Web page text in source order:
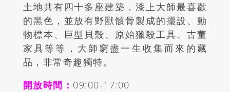
土地共有四十多座建築，漆上大師最喜歡
的黑色，並放有野獸骸骨製成的擺設、動
物標本、巨型貝殼、原始獵殺工具、古董
家具等等，大師窮盡一生收集而來的藏
品，非常奇趣獨特。
開放時間： 09:00-17:00